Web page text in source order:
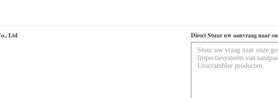
Ltd Direct Stuur uw aanvraag naar